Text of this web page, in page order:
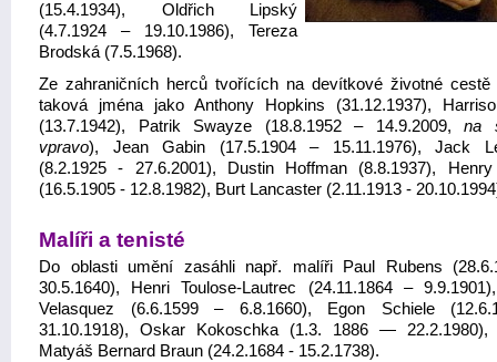
(15.4.1934), Oldřich Lipský
(4.7.1924 – 19.10.1986), Tereza
Brodská (7.5.1968).
Ze zahraničních herců tvořících na devítkové životné cestě
taková jména jako Anthony Hopkins (31.12.1937),
(13.7.1942), Patrik Swayze (18.8.1952 – 14.9.2009,na
vpravo), Jean Gabin (17.5.1904 – 15.11.1976), Jack
(8.2.1925 - 27.6.2001), Dustin Hoffman (8.8.1937),
(16.5.1905 - 12.8.1982), Burt Lancaster (2.11.1913 -
Malíři a tenisté
Do oblasti umění zasáhli např. malíři Paul Rubens
30.5.1640), Henri Toulose-Lautrec (24.11.1864 –
Velasquez (6.6.1599 – 6.8.1660), Egon Schiele
31.10.1918), Oskar Kokoschka (1.3. 1886 — 22.2.1980),
Matyáš Bernard Braun (24.2.1684 - 15.2.1738).